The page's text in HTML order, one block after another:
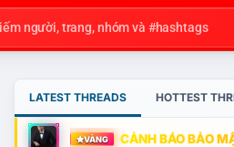
LATEST THREADS HOTTEST
VÀNG CẢNH BÁO BẢO